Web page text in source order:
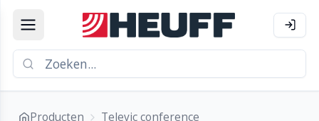
Producten
Televic conference